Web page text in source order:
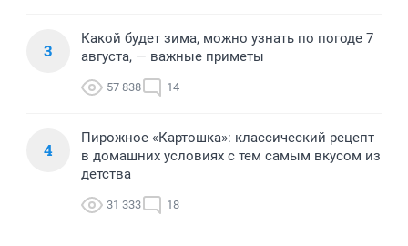
3
Какой будет зима, можно узнать по погоде 7
августа, — важные приметы
57 838 14
4
Пирожное «Картошка»: классический рецепт
в домашних условиях с тем самым вкусом из
детства
31 333 18